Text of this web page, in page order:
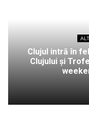
Clujul intră în
Clujului și